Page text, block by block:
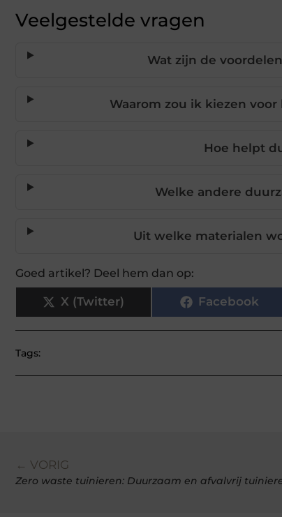
Veelgestelde vragen
Wat zijn de
Waarom zou ik kiezen
Hoe helpt
Welke andere
Uit welke materialen
Goed artikel? Deel hem dan op:
X (Twitter) Facebook
Tags:
← VORIG
Zero waste tuinieren: Duurzaam en afvalvrij